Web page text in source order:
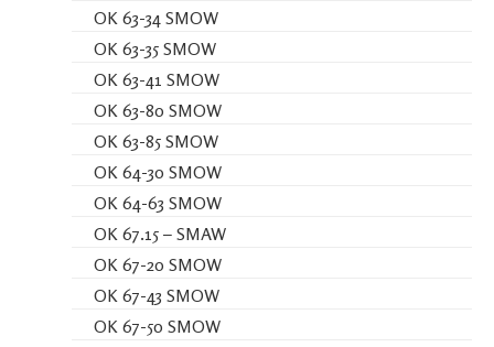
OK 63-34 SMOW
OK 63-35 SMOW
OK 63-41 SMOW
OK 63-80 SMOW
OK 63-85 SMOW
OK 64-30 SMOW
OK 64-63 SMOW
OK 67.15 – SMAW
OK 67-20 SMOW
OK 67-43 SMOW
OK 67-50 SMOW